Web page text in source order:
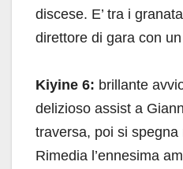
discese. E’ tra i
direttore di gara con
Kiyine 6: brillante
delizioso assist a
traversa, poi si
Rimedia l’ennesima